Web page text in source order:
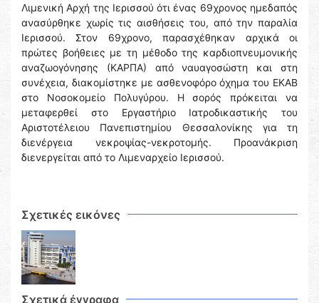
Λιμενική Αρχή της Ιερισσού ότι ένας 69χρονος ημεδαπός
ανασύρθηκε χωρίς τις αισθήσεις του, από την παραλία
Ιερισσού. Στον 69χρονο, παρασχέθηκαν αρχικά οι
πρώτες βοήθειες με τη μέθοδο της καρδιοπνευμονικής
αναζωογόνησης (ΚΑΡΠΑ) από ναυαγοσώστη και στη
συνέχεια, διακομίστηκε με ασθενοφόρο όχημα του ΕΚΑΒ
στο Νοσοκομείο Πολυγύρου. Η σορός πρόκειται να
μεταφερθεί στο Εργαστήριο Ιατροδικαστικής του
Αριστοτέλειου Πανεπιστημίου Θεσσαλονίκης για τη
διενέργεια νεκροψίας-νεκροτομής. Προανάκριση
διενεργείται από το Λιμεναρχείο Ιερισσού.
Σχετικές εικόνες
Σχετικά έγγραφα